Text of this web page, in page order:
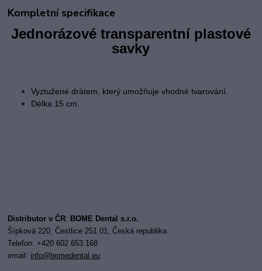
Kompletní specifikace
Jednorázové transparentní plastové
savky
Vyztužené drátem, který umožňuje vhodné tvarování.
Délka 15 cm.
Distributor v ČR: BOME Dental s.r.o.
Šípková 220, Čestlice 251 01, Česká republika
Telefon: +420 602 653 168
email: info@bomedental.eu